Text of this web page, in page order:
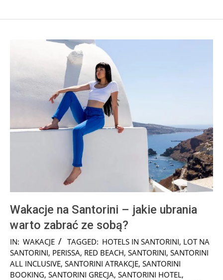
Wakacje na Santorini – jakie ubrania
warto zabrać ze sobą?
2025-
01-
23
IN: WAKACJE TAGGED: HOTELS IN SANTORINI, LOT NA
SANTORINI, PERISSA, RED BEACH, SANTORINI, SANTORINI
ALL INCLUSIVE, SANTORINI ATRAKCJE, SANTORINI
BOOKING, SANTORINI GRECJA, SANTORINI HOTEL,